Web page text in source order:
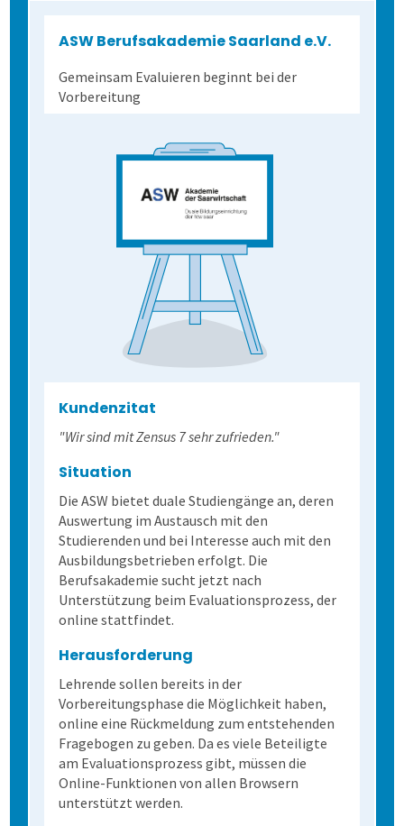
ASW Berufsakademie Saarland e.V.
Gemeinsam Evaluieren beginnt bei der
Vorbereitung
Kundenzitat
"Wir sind mit Zensus 7 sehr zufrieden."
Situation
Die ASW bietet duale Studiengänge an, deren
Auswertung im Austausch mit den
Studierenden und bei Interesse auch mit den
Ausbildungsbetrieben erfolgt. Die
Berufsakademie sucht jetzt nach
Unterstützung beim Evaluationsprozess, der
online stattfindet.
Herausforderung
Lehrende sollen bereits in der
Vorbereitungsphase die Möglichkeit haben,
online eine Rückmeldung zum entstehenden
Fragebogen zu geben. Da es viele Beteiligte
am Evaluationsprozess gibt, müssen die
Online-Funktionen von allen Browsern
unterstützt werden.